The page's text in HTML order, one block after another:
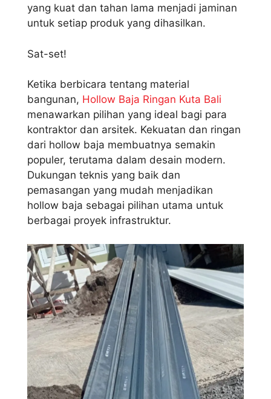
yang kuat dan tahan lama menjadi jaminan
untuk setiap produk yang dihasilkan.
Sat-set!
Ketika berbicara tentang material
bangunan, Hollow Baja Ringan Kuta Bali
menawarkan pilihan yang ideal bagi para
kontraktor dan arsitek. Kekuatan dan ringan
dari hollow baja membuatnya semakin
populer, terutama dalam desain modern.
Dukungan teknis yang baik dan
pemasangan yang mudah menjadikan
hollow baja sebagai pilihan utama untuk
berbagai proyek infrastruktur.